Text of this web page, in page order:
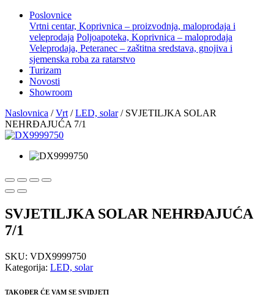
Poslovnice
Vrtni centar, Koprivnica – proizvodnja, maloprodaja i
veleprodaja Poljoapoteka, Koprivnica – maloprodaja
Veleprodaja, Peteranec – zaštitna sredstava, gnojiva i
sjemenska roba za ratarstvo
Turizam
Novosti
Showroom
Naslovnica /Vrt /LED, solar/ SVJETILJKA SOLAR
NEHRĐAJUĆA 7/1
SVJETILJKA SOLAR NEHRĐAJUĆA
7/1
SKU: VDX9999750
Kategorija: LED, solar
TAKOĐER ĆE VAM SE SVIDJETI